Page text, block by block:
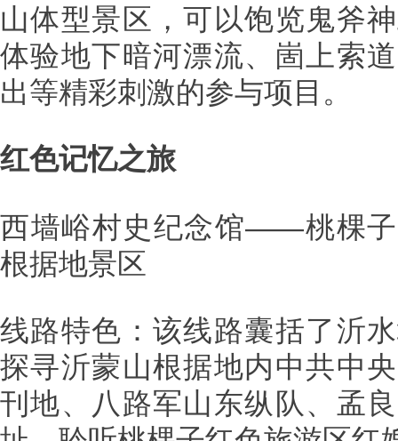
山体型景区，可以饱览鬼斧
体验地下暗河漂流、崮上索
出等精彩刺激的参与项目。
红色记忆之旅
西墙峪村史纪念馆——桃棵
根据地景区
线路特色：该线路囊括了沂
探寻沂蒙山根据地内中共中
刊地、八路军山东纵队、孟